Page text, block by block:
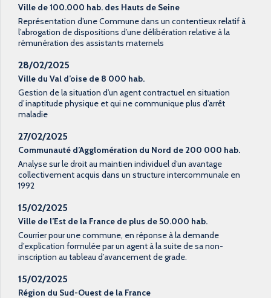
Ville de 100.000 hab. des Hauts de Seine
Représentation d’une Commune dans un contentieux relatif à
l’abrogation de dispositions d’une délibération relative à la
rémunération des assistants maternels
28/02/2025
Ville du Val d’oise de 8 000 hab.
Gestion de la situation d’un agent contractuel en situation
d’inaptitude physique et qui ne communique plus d’arrêt
maladie
27/02/2025
Communauté d’Agglomération du Nord de 200 000 hab.
Analyse sur le droit au maintien individuel d’un avantage
collectivement acquis dans un structure intercommunale en
1992
15/02/2025
Ville de l’Est de la France de plus de 50.000 hab.
Courrier pour une commune, en réponse à la demande
d’explication formulée par un agent à la suite de sa non-
inscription au tableau d’avancement de grade.
15/02/2025
Région du Sud-Ouest de la France